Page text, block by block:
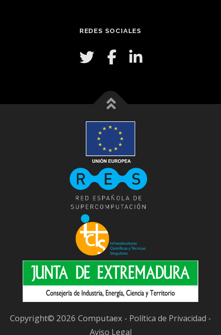
REDES SOCIALES
Copyright© 2026 Computaex - Política de Privacidad -
Aviso Legal